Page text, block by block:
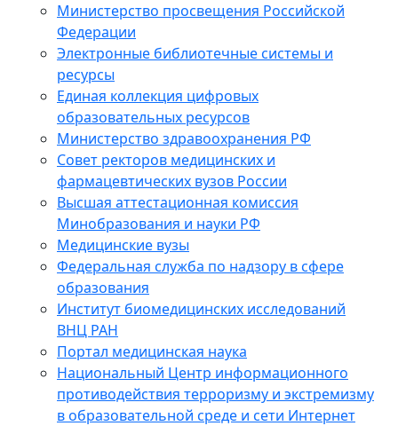
Министерство просвещения Российской
Федерации
Электронные библиотечные системы и
ресурсы
Единая коллекция цифровых
образовательных ресурсов
Министерство здравоохранения РФ
Совет ректоров медицинских и
фармацевтических вузов России
Высшая аттестационная комиссия
Минобразования и науки РФ
Медицинские вузы
Федеральная служба по надзору в сфере
образования
Институт биомедицинских исследований
ВНЦ РАН
Портал медицинская наука
Национальный Центр информационного
противодействия терроризму и экстремизму
в образовательной среде и сети Интернет